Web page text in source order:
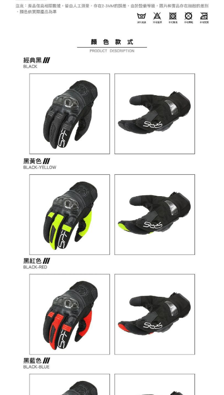
任。
４．使用「AFTEE先享後付」時，將依據個別帳號之用戶狀況，依本公司即
時審查核予不同之上限額度；若仍有額度不足之情形，本公司將視審查結果
５．嚴禁一人註冊多個帳號或使用他人資訊註冊。若發現惡意使用之情形，
恩沛科技股份有限公司將有權停止該用戶之使用額度並採取法律行動。